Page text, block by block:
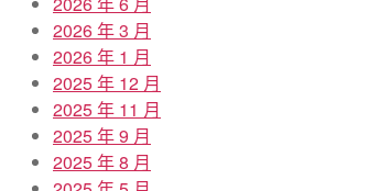
2026 年 3 月
2026 年 1 月
2025 年 12 月
2025 年 11 月
2025 年 9 月
2025 年 8 月